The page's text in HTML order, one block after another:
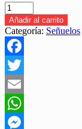
DAIWA
EMERALDAS
SHINE
LC-
LI
3.5
#3
ORANGE
AJI
18.5GR
"EGING
Añadir al carrito
Categoría: Señuelos
Facebook
Twitter
Email
WhatsApp